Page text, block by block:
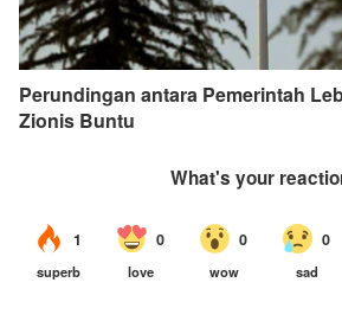
Perundingan antara Pemerintah
Zionis Buntu